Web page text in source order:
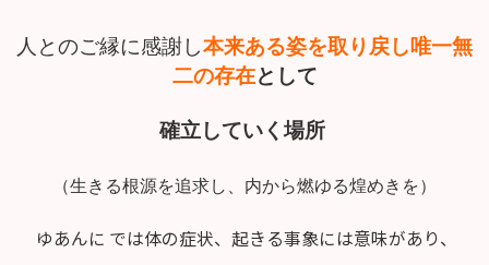
人とのご縁に感謝し本来ある姿を取り戻し唯一無
二の存在として
確立していく場所
（生きる根源を追求し、内から燃ゆる煌めきを）
ゆあんに では体の症状、起きる事象には意味があり、